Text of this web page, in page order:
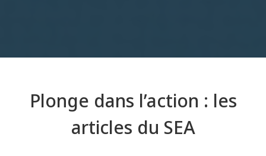
Plonge dans l’action : les
articles du SEA